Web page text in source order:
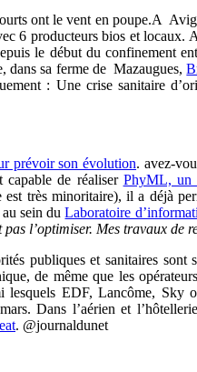
ont le vent en poupe.A
6 producteurs bios et
le début du confinement
dans sa ferme de Mazaugues,
: Une crise sanitaire
prévoir son évolution. avez-
capable de réaliser PhyML, un
très minoritaire), il a déjà
au sein duLaboratoire
l’optimiser. Mes travaux de
publiques et sanitaires
de même que les
EDF, Lancôme, Sky
Dans l’aérien et
. @journaldunet